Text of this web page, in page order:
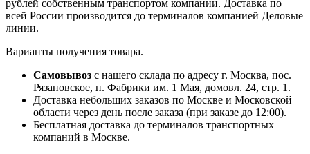
рублей собственным транспортом компании. Доставка по
всей России производится до терминалов компанией Деловые
линии.
Варианты получения товара.
Самовывоз с нашего склада по адресу г. Москва, пос.
Рязановское, п. Фабрики им. 1 Мая, домовл. 24, стр. 1.
Доставка небольших заказов по Москве и Московской
области через день после заказа (при заказе до 12:00).
Бесплатная доставка до терминалов транспортных
компаний в Москве.